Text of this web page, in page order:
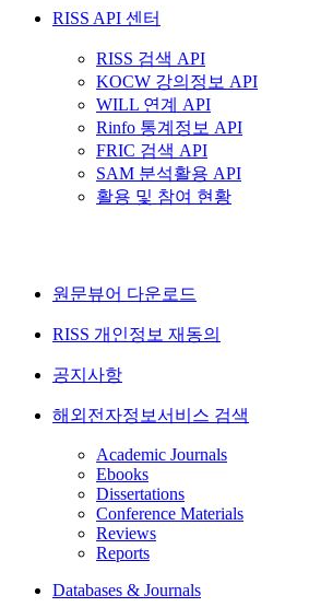
RISS API 센터
RISS 검색 API
KOCW 강의정보 API
WILL 연계 API
Rinfo 통계정보 API
FRIC 검색 API
SAM 분석활용 API
활용 및 참여 현황
원문뷰어 다운로드
RISS 개인정보 재동의
공지사항
해외전자정보서비스 검색
Academic Journals
Ebooks
Dissertations
Conference Materials
Reviews
Reports
Databases & Journals